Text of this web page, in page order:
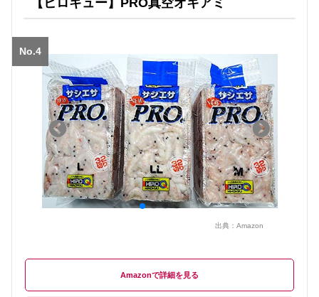
No.4
出典： Amazon
Amazon